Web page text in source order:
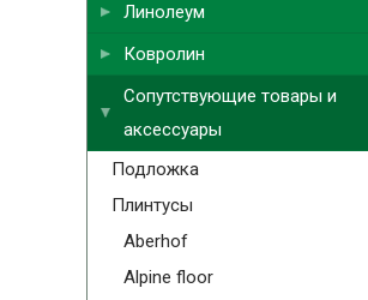
Линолеум
Ковролин
Сопутствующие товары и
аксессуары
Подложка
Плинтусы
Aberhof
Alpine floor